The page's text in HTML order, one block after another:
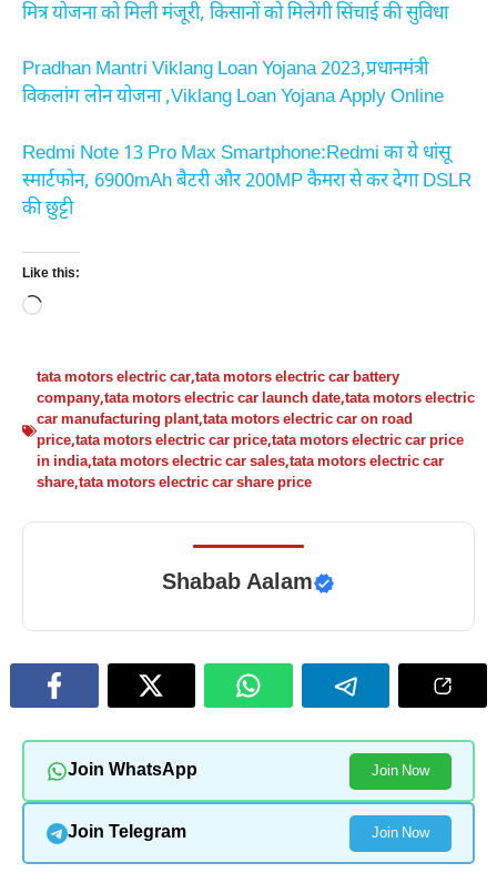
मित्र योजना को मिली मंजूरी, किसानों को मिलेगी सिंचाई की सुविधा
Pradhan Mantri Viklang Loan Yojana 2023,प्रधानमंत्री
विकलांग लोन योजना ,Viklang Loan Yojana Apply Online
Redmi Note 13 Pro Max Smartphone:Redmi का ये धांसू
स्मार्टफोन, 6900mAh बैटरी और 200MP कैमरा से कर देगा DSLR
की छुट्टी
Like this:
Loading…
tata motors electric car,tata motors electric car battery
company,tata motors electric car launch date,tata motors electric
car manufacturing plant,tata motors electric car on road
price,tata motors electric car price,tata motors electric car price
in india,tata motors electric car sales,tata motors electric car
share,tata motors electric car share price
Shabab Aalam
Join WhatsApp Join Now
Join Telegram Join Now